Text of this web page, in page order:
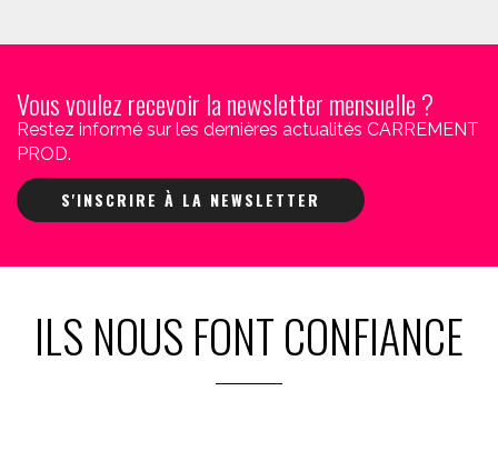
Vous voulez recevoir la newsletter mensuelle ?
Restez informé sur les dernières actualités CARREMENT
PROD.
S'INSCRIRE À LA NEWSLETTER
ILS NOUS FONT CONFIANCE